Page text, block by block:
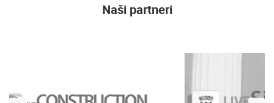
Naši partneri